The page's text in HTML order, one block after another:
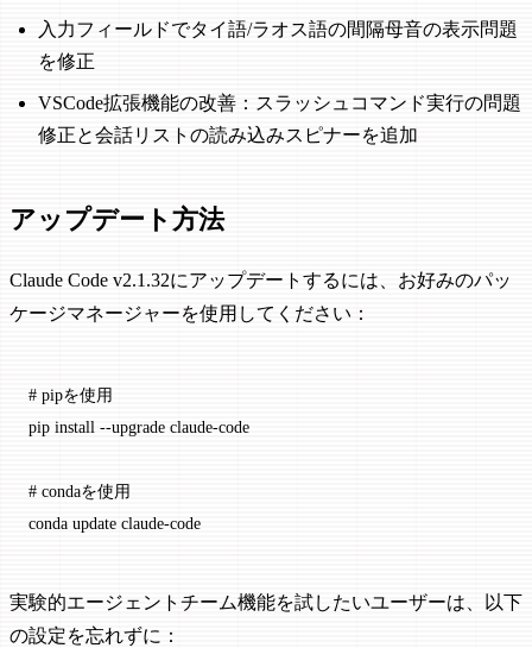
入力フィールドでタイ語/ラオス語の間隔母音の表示問題
を修正
VSCode拡張機能の改善：スラッシュコマンド実行の問題
修正と会話リストの読み込みスピナーを追加
アップデート方法
Claude Code v2.1.32にアップデートするには、お好みのパッ
ケージマネージャーを使用してください：
# pipを使用
pip install --upgrade claude-code
# condaを使用
conda update claude-code
実験的エージェントチーム機能を試したいユーザーは、以下
の設定を忘れずに：